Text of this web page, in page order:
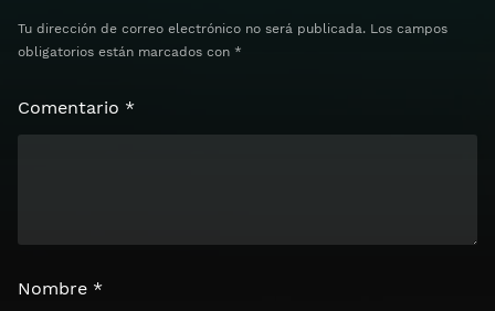
Tu dirección de correo electrónico no será publicada. Los campos
obligatorios están marcados con *
Comentario *
Nombre *